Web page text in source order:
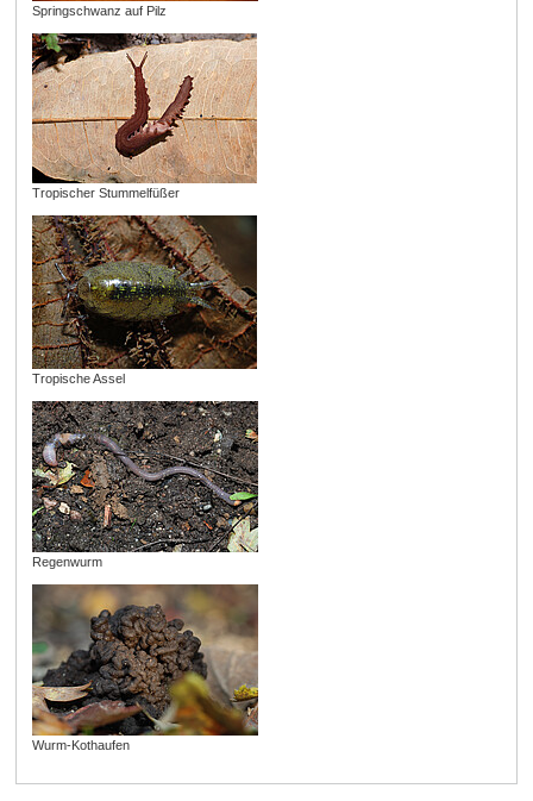
Springschwanz auf Pilz
Tropischer Stummelfüßer
Tropische Assel
Regenwurm
Wurm-Kothaufen